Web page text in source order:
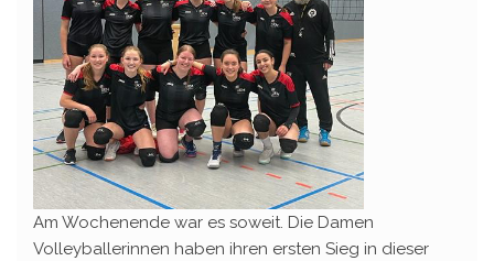
Am Wochenende war es soweit. Die Damen
Volleyballerinnen haben ihren ersten Sieg in dieser